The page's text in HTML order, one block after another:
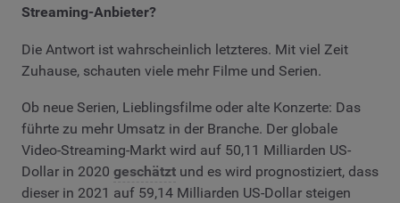
Streaming-Anbieter?
Die Antwort ist wahrscheinlich letzteres. Mit viel Zeit
Zuhause, schauten viele mehr Filme und Serien.
Ob neue Serien, Lieblingsfilme oder alte Konzerte: Das
führte zu mehr Umsatz in der Branche. Der globale
Video-Streaming-Markt wird auf 50,11 Milliarden US-
Dollar in 2020 geschätzt und es wird prognostiziert, dass
dieser in 2021 auf 59,14 Milliarden US-Dollar steigen